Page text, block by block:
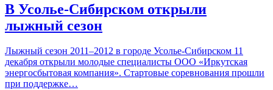
В Усолье-Сибирском открыли
лыжный сезон
Лыжный сезон 2011–2012 в городе Усолье-Сибирском 11
декабря открыли молодые специалисты ООО «Иркутская
энергосбытовая компания». Стартовые соревнования прошли
при поддержке…